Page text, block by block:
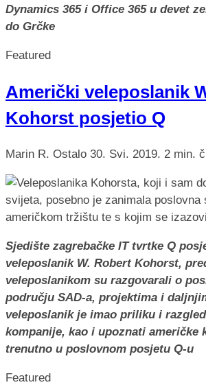
Dynamics 365 i Office 365 u devet
do Grčke
Featured
Američki veleposlanik
Kohorst posjetio Q
Marin R. Ostalo 30. Svi. 2019. 2 min.
Sjedište zagrebačke IT tvrtke Q
veleposlanik W. Robert Kohorst,
veleposlanikom su razgovarali o
području SAD-a, projektima i
veleposlanik je imao priliku i
kompanije, kao i upoznati američke
trenutno u poslovnom posjetu Q-u
Featured